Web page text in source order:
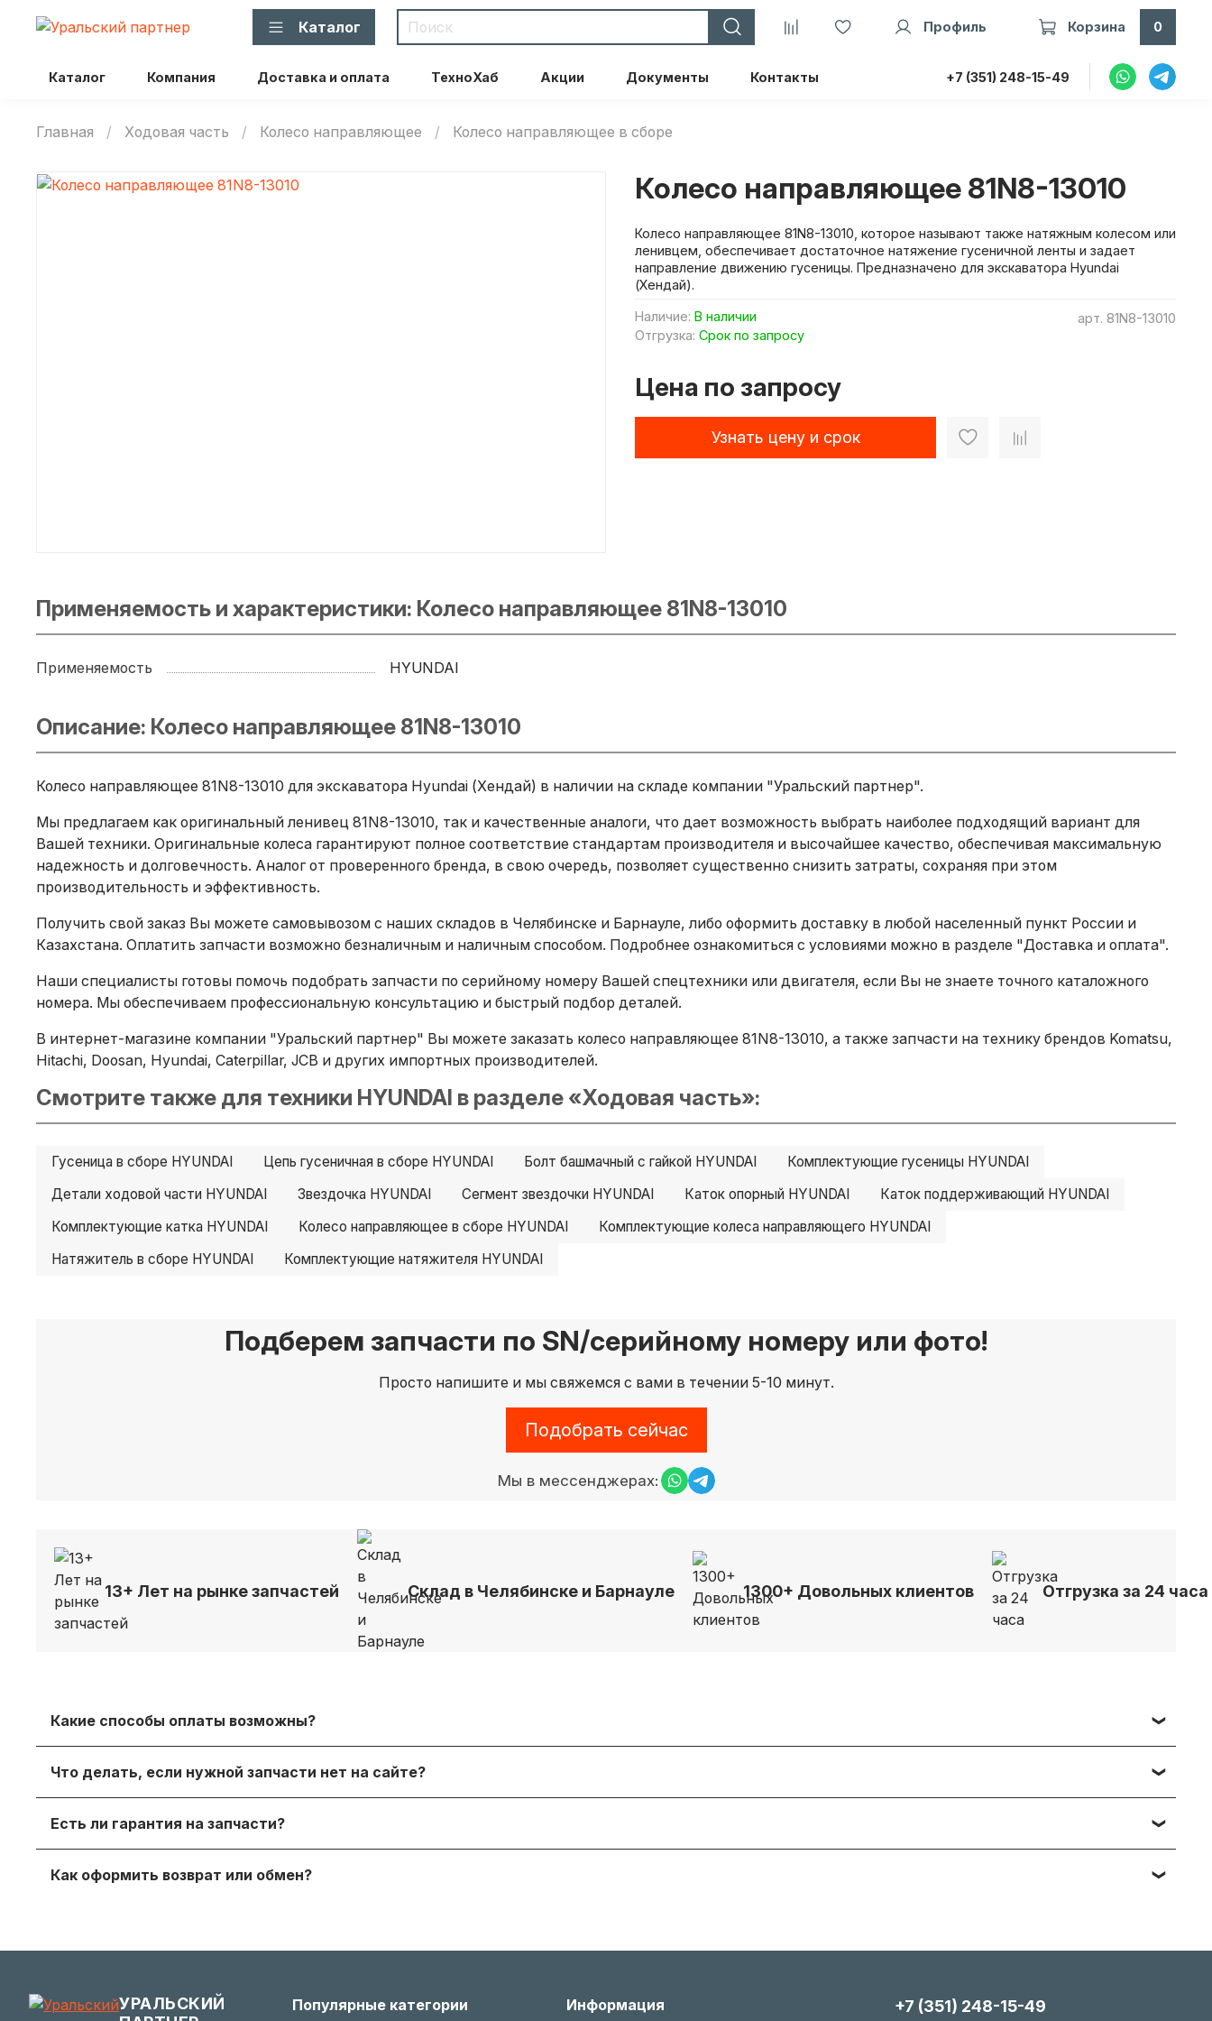
Каталог Компания Доставка и оплата ТехноХаб Акции Документы Контакты +7 (351) 248-15-49
Каталог Профиль Корзина 0
Главная Ходовая часть Колесо направляющее Колесо направляющее в сборе
арт. 81N8-13010
Наличие: В наличии
Отгрузка: Срок по запросу
Колесо направляющее 81N8-13010
Цена по запросу
Узнать цену и срок
Колесо направляющее 81N8-13010, которое называют также натяжным колесом или
ленивцем, обеспечивает достаточное натяжение гусеничной ленты и задает
направление движению гусеницы. Предназначено для экскаватора Hyundai
(Хендай).
Применяемость и характеристики: Колесо направляющее 81N8-13010
Применяемость HYUNDAI
Описание: Колесо направляющее 81N8-13010
Колесо направляющее 81N8-13010 для экскаватора Hyundai (Хендай) в наличии на складе компании "Уральский партнер".
Мы предлагаем как оригинальный ленивец 81N8-13010, так и качественные аналоги, что дает возможность выбрать наиболее подходящий вариант для
Вашей техники. Оригинальные колеса гарантируют полное соответствие стандартам производителя и высочайшее качество, обеспечивая максимальную
надежность и долговечность. Аналог от проверенного бренда, в свою очередь, позволяет существенно снизить затраты, сохраняя при этом
производительность и эффективность.
Получить свой заказ Вы можете самовывозом с наших складов в Челябинске и Барнауле, либо оформить доставку в любой населенный пункт России и
Казахстана. Оплатить запчасти возможно безналичным и наличным способом. Подробнее ознакомиться с условиями можно в разделе "Доставка и оплата".
Наши специалисты готовы помочь подобрать запчасти по серийному номеру Вашей спецтехники или двигателя, если Вы не знаете точного каталожного
номера. Мы обеспечиваем профессиональную консультацию и быстрый подбор деталей.
В интернет-магазине компании "Уральский партнер" Вы можете заказать колесо направляющее 81N8-13010, а также запчасти на технику брендов Komatsu,
Hitachi, Doosan, Hyundai, Caterpillar, JCB и других импортных производителей.
Смотрите также для техники HYUNDAI в разделе «Ходовая часть»:
Гусеница в сборе HYUNDAI Цепь гусеничная в сборе HYUNDAI Болт башмачный с гайкой HYUNDAI
Комплектующие гусеницы HYUNDAI
Детали ходовой части HYUNDAI
Звездочка HYUNDAI Сегмент звездочки HYUNDAI Каток опорный HYUNDAI
Каток поддерживающий HYUNDAI
Комплектующие катка HYUNDAI
Колесо направляющее в сборе HYUNDAI
Комплектующие колеса направляющего HYUNDAI
Натяжитель в сборе HYUNDAI
Комплектующие натяжителя HYUNDAI
Подберем запчасти по SN/серийному номеру или фото!
Просто напишите и мы свяжемся с вами в течении 5-10 минут.
Подобрать сейчас
Мы в мессенджерах:
13+ Лет на рынке запчастей Склад в Челябинске и Барнауле 1300+ Довольных клиентов Отгрузка за 24 часа
Какие способы оплаты возможны?
онлайн‑оплату.
Что делать, если нужной запчасти нет на сайте?
достойный вариант.
Есть ли гарантия на запчасти?
получите с заказом или по запросу у менеджера.
Как оформить возврат или обмен?
УРАЛЬСКИЙ
Популярные категории Информация +7 (351) 248-15-49